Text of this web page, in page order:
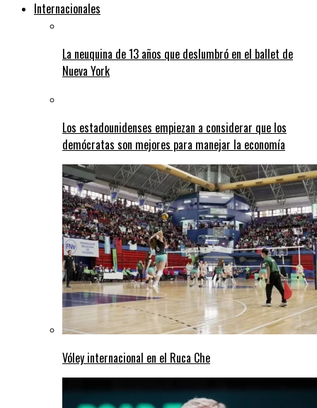
Internacionales
La neuquina de 13 años que deslumbró en el ballet de
Nueva York
Los estadounidenses empiezan a considerar que los
demócratas son mejores para manejar la economía
Vóley internacional en el Ruca Che